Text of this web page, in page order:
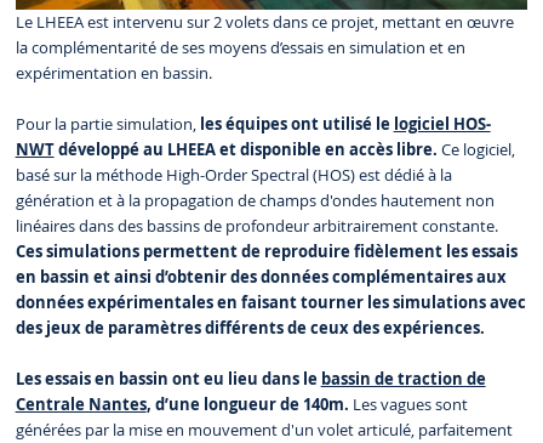
Le LHEEA est intervenu sur 2 volets dans ce projet, mettant en œuvre
la complémentarité de ses moyens d’essais en simulation et en
expérimentation en bassin.
Pour la partie simulation, les équipes ont utilisé le logiciel HOS-
NWTdéveloppé au LHEEA et disponible en accès libre. Ce logiciel,
basé sur la méthode High-Order Spectral (HOS) est dédié à la
génération et à la propagation de champs d'ondes hautement non
linéaires dans des bassins de profondeur arbitrairement constante.
Ces simulations permettent de reproduire fidèlement les essais
en bassin et ainsi d’obtenir des données complémentaires aux
données expérimentales en faisant tourner les simulations avec
des jeux de paramètres différents de ceux des expériences.
Les essais en bassin ont eu lieu dans le bassin de traction de
Centrale Nantes, d’une longueur de 140m. Les vagues sont
générées par la mise en mouvement d'un volet articulé, parfaitement